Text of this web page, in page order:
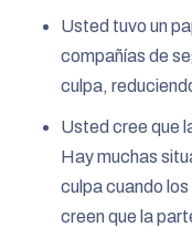
Usted tuvo un
compañías de
culpa,
Usted cree que
Hay muchas
culpa cuando
creen que la